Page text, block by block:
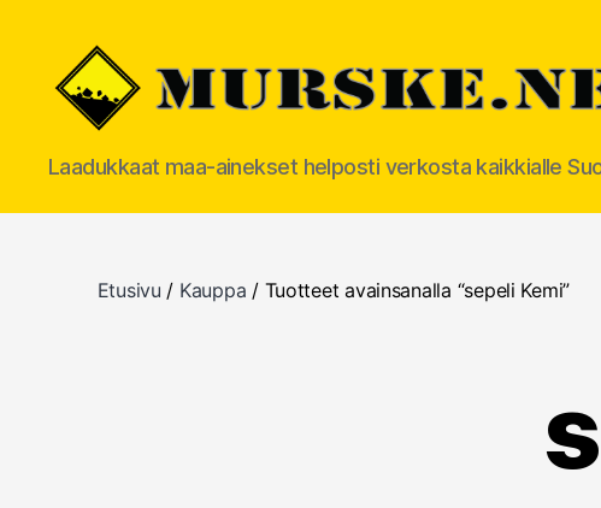
MURSKE.NET
Laadukkaat maa-ainekset helposti verkosta kaikkialle
Etusivu / Kauppa / Tuotteet avainsanalla “sepeli Kemi”